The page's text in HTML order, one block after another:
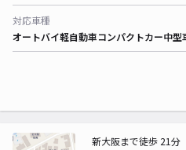
対応車種
オートバイ軽自動車コンパクトカー中型
新大阪まで徒歩 21分